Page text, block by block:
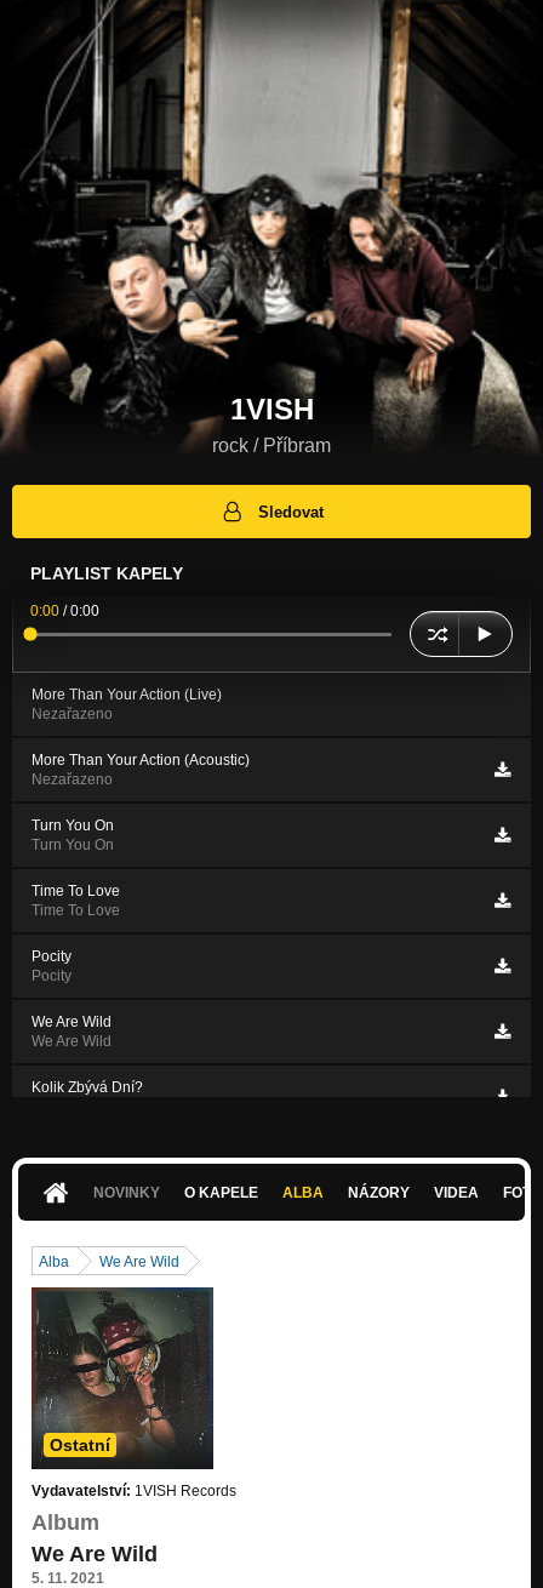
1VISH
rock / Příbram
Sledovat
PLAYLIST KAPELY
0:00 /0:00
More Than Your Action (Live)
Nezařazeno
More Than Your Action (Acoustic)
Nezařazeno
Turn You On
Turn You On
Time To Love
Time To Love
Pocity
Pocity
We Are Wild
We Are Wild
Kolik Zbývá Dní?
NOVINKY O KAPELE ALBA NÁZORY VIDEA
Alba We Are Wild
Ostatní
Vydavatelství: 1VISH Records
Album
We Are Wild
5. 11. 2021